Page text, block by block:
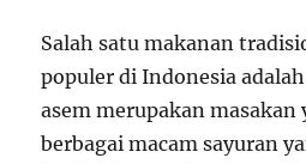
Salah satu makanan
populer di Indonesia
asem merupakan
berbagai macam sayuran